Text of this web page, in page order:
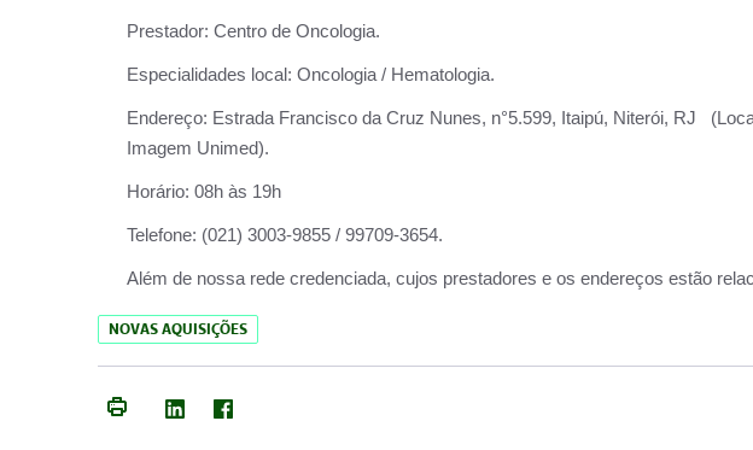
Prestador: Centro de Oncologia.
Especialidades local: Oncologia / Hematologia.
Endereço: Estrada Francisco da Cruz Nunes, n°5.599, Itaipú, Niterói, RJ
Imagem Unimed).
Horário: 08h às 19h
Telefone: (021) 3003-9855 / 99709-3654.
Além de nossa rede credenciada, cujos prestadores e os endereços estão
NOVAS AQUISIÇÕES